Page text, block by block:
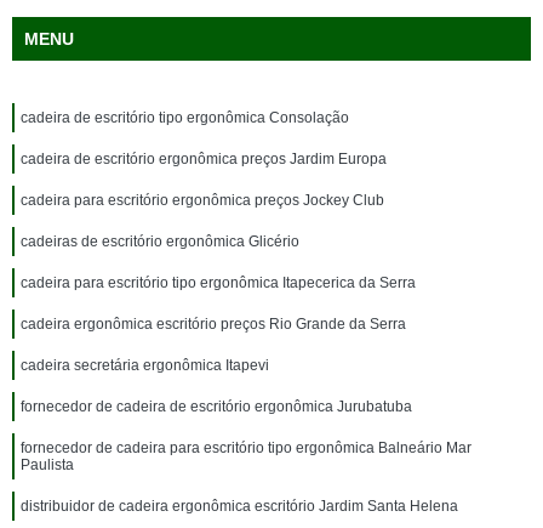
MENU
cadeira de escritório tipo ergonômica Consolação
cadeira de escritório ergonômica preços Jardim Europa
cadeira para escritório ergonômica preços Jockey Club
cadeiras de escritório ergonômica Glicério
cadeira para escritório tipo ergonômica Itapecerica da Serra
cadeira ergonômica escritório preços Rio Grande da Serra
cadeira secretária ergonômica Itapevi
fornecedor de cadeira de escritório ergonômica Jurubatuba
fornecedor de cadeira para escritório tipo ergonômica Balneário Mar
Paulista
distribuidor de cadeira ergonômica escritório Jardim Santa Helena